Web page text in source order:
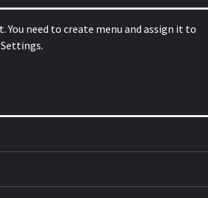
You need to create menu and assign it to